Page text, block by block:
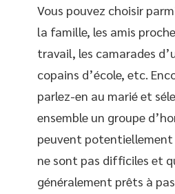
Vous pouvez choisir
la famille, les amis
travail, les camarades
copains d’école, etc.
parlez-en au marié et
ensemble un groupe
peuvent potentiellement
ne sont pas difficiles et
généralement prêts à